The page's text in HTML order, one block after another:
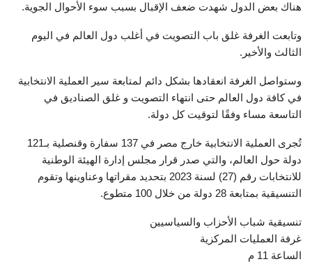
هناك بعض الدول شهدت ضعف الإقبال بسبب سوء الأحوال الجوية.
وتابعت الغرفة غلق باب التصويت في أغلب دول العالم في اليوم
الثالث والأخير.
وستواصل الغرفة انعقادها بشكل دائم لمتابعة سير العملية الانتخابية
في كافة دول العالم حتى انتهاء التصويت و غلق الصناديق في
التاسعة مساء وفقًا لتوقيت كل دولة.
تُجرى العملية الانتخابية خارج مصر في 137 سفارة وقنصلية بـ121
دولة حول العالم، والتي صدر قرار مجلس إدارة الهيئة الوطنية
للانتخابات رقم (27) لسنة 2023 بتحديد مقراتها وعناوينها وتقوم
التنسيقية بمتابعة 28 دولة من خلال 100 متطوع.
تنسيقية شباب الأحزاب والسياسيين
غرفة العمليات المركزية
الساعة 11 م